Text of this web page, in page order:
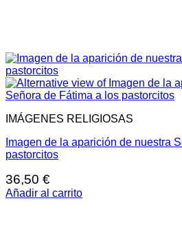
IMÁGENES RELIGIOSAS
Imagen de la aparición de nuestra
pastorcitos
36,50 €
Añadir al carrito